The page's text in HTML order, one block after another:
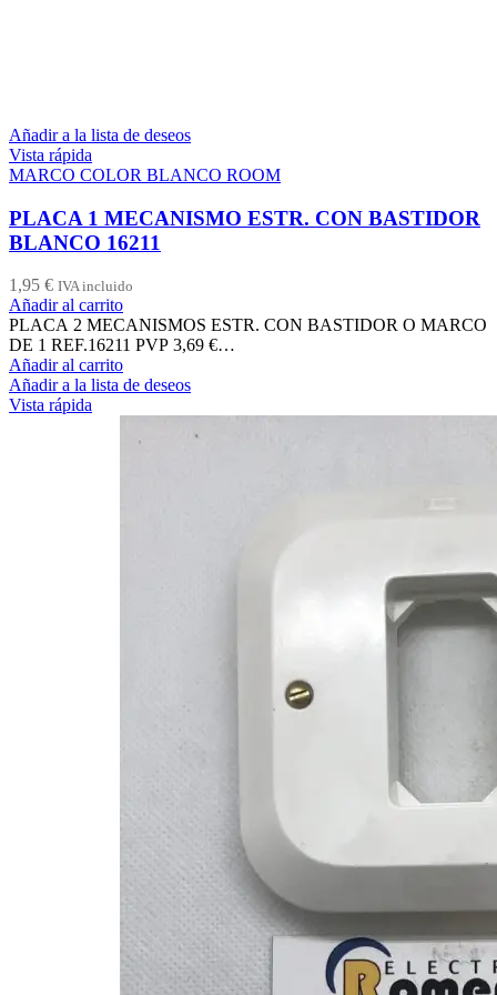
Añadir a la lista de deseos
Vista rápida
MARCO COLOR BLANCO ROOM
PLACA 1 MECANISMO ESTR. CON BASTIDOR
BLANCO 16211
1,95 € IVA incluido
Añadir al carrito
PLACA 2 MECANISMOS ESTR. CON BASTIDOR O MARCO
DE 1 REF.16211 PVP 3,69 €…
Añadir al carrito
Añadir a la lista de deseos
Vista rápida